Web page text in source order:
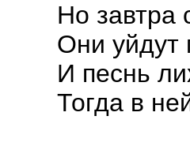
Но завтра
Они уйдут
И песнь
Тогда в